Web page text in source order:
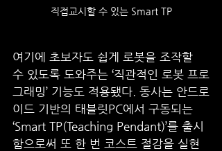
직접교시할 수 있는 Smart TP
여기에 초보자도 쉽게 로봇을 조작할
수 있도록 도와주는 ‘직관적인 로봇 프로
그래밍’ 기능도 적용됐다. 동사는 안드로
이드 기반의 태블릿PC에서 구동되는
‘Smart TP(Teaching Pendant)’를 출시
함으로써 또 한 번 코스트 절감을 실현